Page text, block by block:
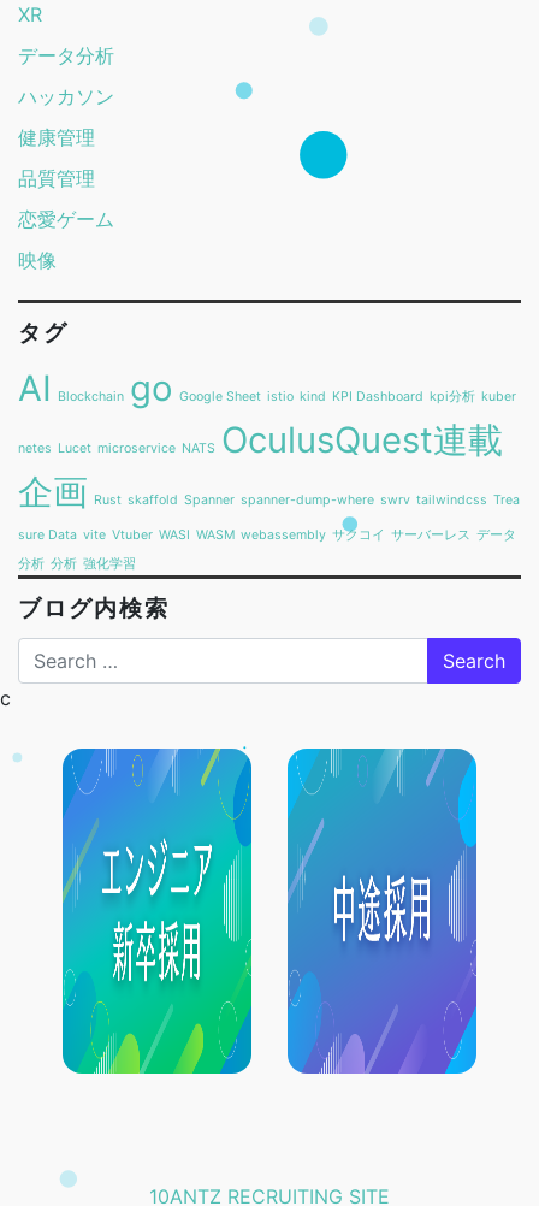
XR
データ分析
ハッカソン
健康管理
品質管理
恋愛ゲーム
映像
タグ
AI Blockchain go Google Sheet istio kind KPI Dashboard kpi分析 kuber
netes Lucet microservice NATS OculusQuest連載
企画 Rust skaffold Spanner spanner-dump-where swrv tailwindcss Trea
sure Data vite Vtuber WASI WASM webassembly サクコイ サーバーレス データ
分析 分析 強化学習
ブログ内検索
Search
c
10ANTZ RECRUITING SITE